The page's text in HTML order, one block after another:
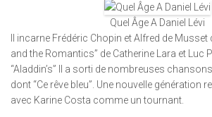
Quel Âge A Daniel Lévi
Il incarne Frédéric Chopin et Alfred de
and the Romantics” de Catherine Lara et Luc
“Aladdin’s” Il a sorti de nombreuses
dont “Ce rêve bleu”. Une nouvelle génération
avec Karine Costa comme un tournant.